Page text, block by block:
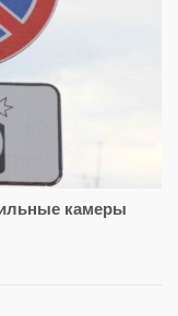
камеры